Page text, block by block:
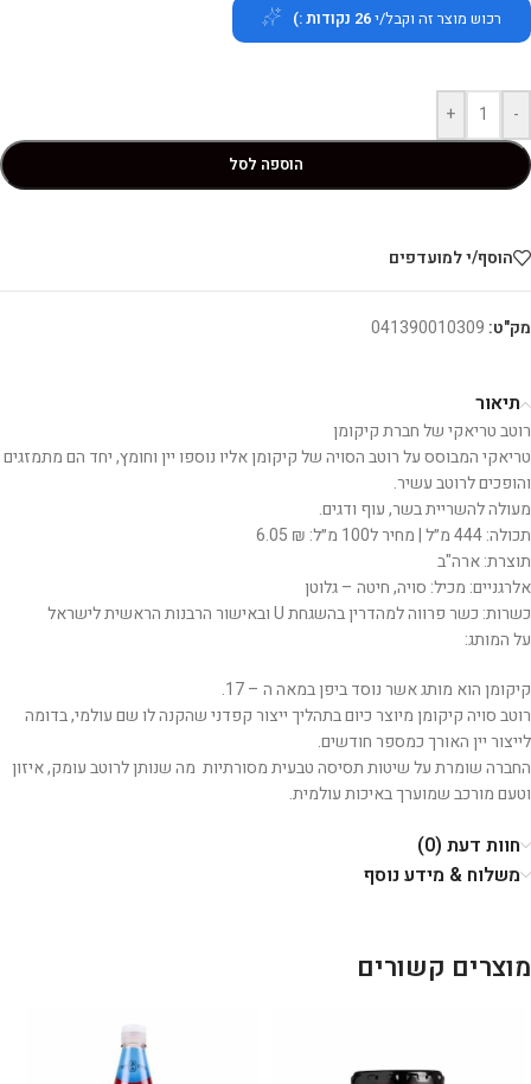
רכוש מוצר זה וקבל/י26 נקודות :)
-
+
הוספה לסל
הוסף/י למועדפים
מק"ט: 041390010309
תיאור
רוטב טריאקי של חברת קיקומן
טריאקי המבוסס על רוטב הסויה של קיקומן אליו נוספו יין וחומץ, יחד הם מתמזגים
והופכים לרוטב עשיר.
מעולה להשריית בשר, עוף ודגים.
תכולה: 444 מ״ל | מחיר ל100 מ״ל: ₪ 6.05
תוצרת: ארה"ב
אלרגניים: מכיל: סויה, חיטה – גלוטן
כשרות: כשר פרווה למהדרין בהשגחת U ובאישור הרבנות הראשית לישראל
על המותג:
קיקומן הוא מותג אשר נוסד ביפן במאה ה – 17.
רוטב סויה קיקומן מיוצר כיום בתהליך ייצור קפדני שהקנה לו שם עולמי, בדומה
לייצור יין האורך כמספר חודשים.
החברה שומרת על שיטות תסיסה טבעית מסורתיות מה שנותן לרוטב עומק, איזון
וטעם מורכב שמוערך באיכות עולמית.
חוות דעת (0)
משלוח & מידע נוסף
מוצרים קשורים